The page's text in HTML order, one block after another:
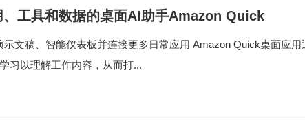
、工具和数据的桌面AI助手Amazon Quick
文稿、智能仪表板并连接更多日常应用 Amazon Quick桌面应用
习以理解工作内容，从而打...